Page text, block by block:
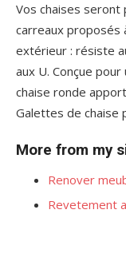
Vos chaises seront
carreaux proposés
extérieur : résiste
aux U. Conçue
chaise ronde
Galettes de chaise
More from my
Renover
Revetement